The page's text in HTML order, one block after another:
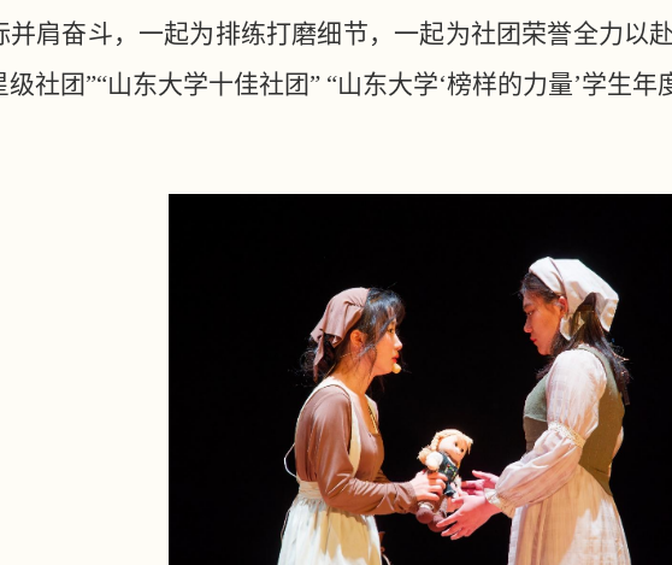
并肩奋斗，一起为排练打磨细节，一起为社团荣誉全力以
社团”“山东大学十佳社团” “山东大学‘榜样的力量’学生年